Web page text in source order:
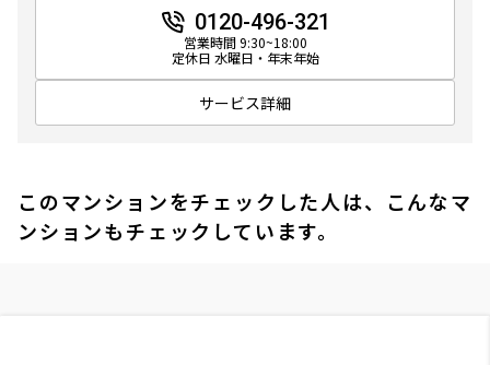
0120-496-321
営業時間 9:30~18:00
定休日 水曜日・年末年始
サービス詳細
このマンションをチェックした人は、こんなマ
ンションもチェックしています。